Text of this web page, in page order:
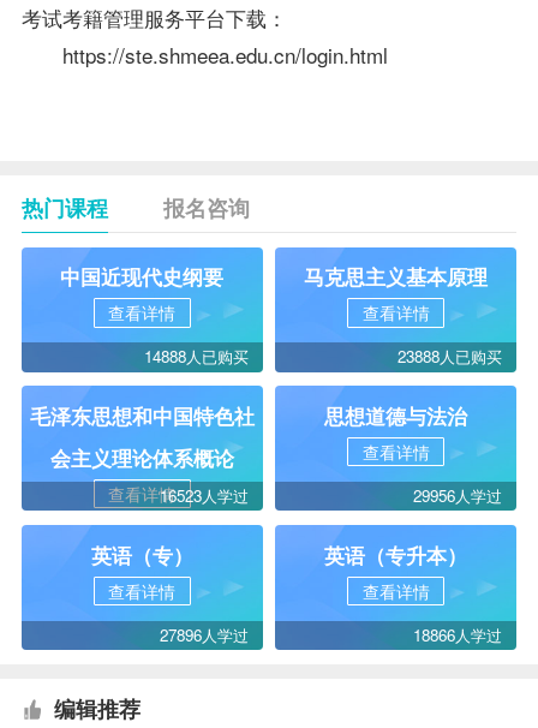
考试考籍管理服务平台下载：
https://ste.shmeea.edu.cn/login.html
热门课程 报名咨询
中国近现代史纲要
查看详情
14888人已购买
马克思主义基本原理
查看详情
23888人已购买
毛泽东思想和中国特色社
会主义理论体系概论
查看详情16523人学过
思想道德与法治
查看详情
29956人学过
英语（专）
查看详情
27896人学过
英语（专升本）
查看详情
18866人学过
编辑推荐